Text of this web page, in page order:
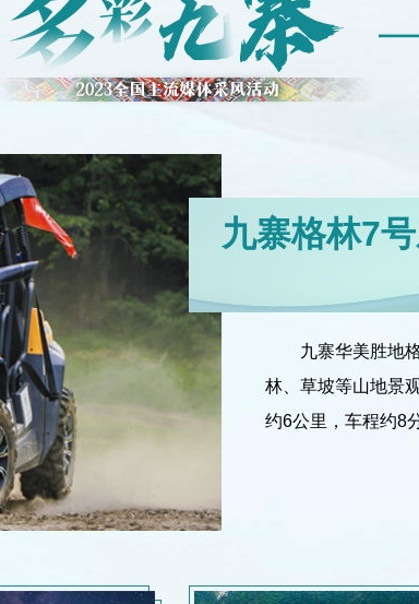
九寨格林7
九寨华美胜地
林、草坡等山地景
约6公里，车程约8